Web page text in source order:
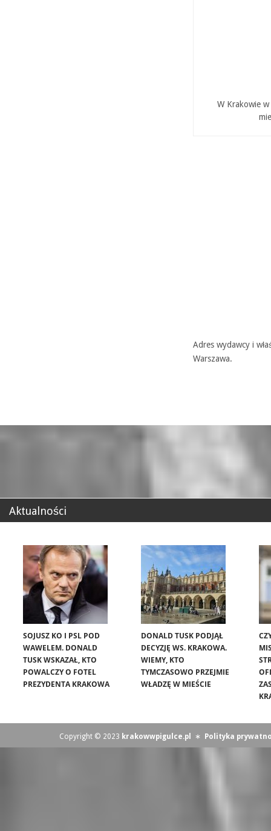
W Krakowie
Adres wydawcy i
Warszawa.
Aktualności
SOJUSZ KO I PSL POD
WAWELEM. DONALD
TUSK WSKAZAŁ, KTO
POWALCZY O FOTEL
PREZYDENTA KRAKOWA
DONALD TUSK PODJĄŁ
DECYZJĘ WS. KRAKOWA.
WIEMY, KTO
TYMCZASOWO PRZEJMIE
WŁADZĘ W MIEŚCIE
Copyright © 2023 krakowwpigulce.pl ∗ Polityka